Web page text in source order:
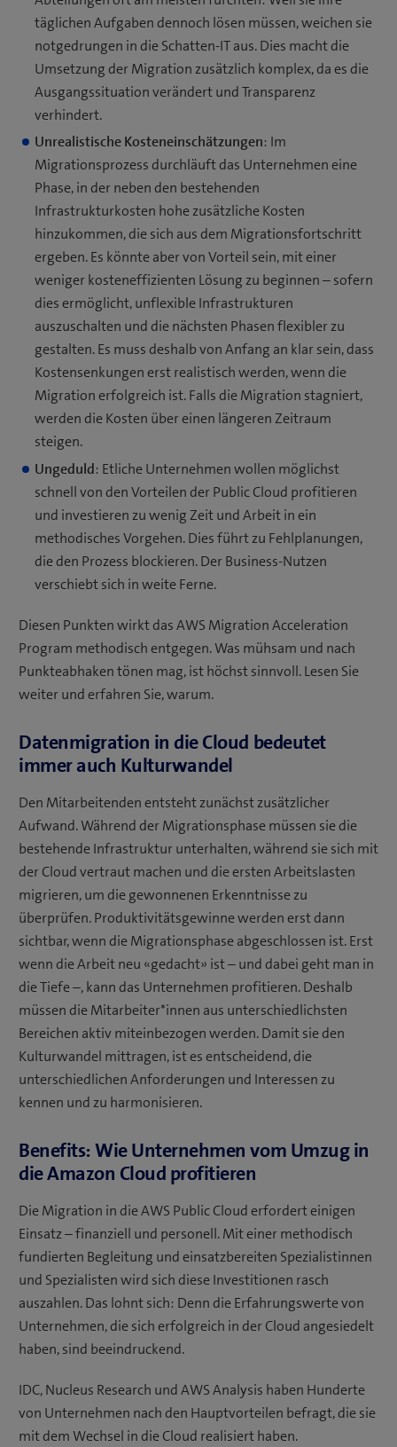
täglichen Aufgaben dennoch lösen müssen, weichen sie
notgedrungen in die Schatten-IT aus. Dies macht die
Umsetzung der Migration zusätzlich komplex, da es die
Ausgangssituation verändert und Transparenz
verhindert.
Unrealistische Kosteneinschätzungen: Im
Migrationsprozess durchläuft das Unternehmen eine
Phase, in der neben den bestehenden
Infrastrukturkosten hohe zusätzliche Kosten
hinzukommen, die sich aus dem Migrationsfortschritt
ergeben. Es könnte aber von Vorteil sein, mit einer
weniger kosteneffizienten Lösung zu beginnen – sofern
dies ermöglicht, unflexible Infrastrukturen
auszuschalten und die nächsten Phasen flexibler zu
gestalten. Es muss deshalb von Anfang an klar sein, dass
Kostensenkungen erst realistisch werden, wenn die
Migration erfolgreich ist. Falls die Migration stagniert,
werden die Kosten über einen längeren Zeitraum
steigen.
Ungeduld: Etliche Unternehmen wollen möglichst
schnell von den Vorteilen der Public Cloud profitieren
und investieren zu wenig Zeit und Arbeit in ein
methodisches Vorgehen. Dies führt zu Fehlplanungen,
die den Prozess blockieren. Der Business-Nutzen
verschiebt sich in weite Ferne.
Diesen Punkten wirkt das AWS Migration Acceleration
Program methodisch entgegen. Was mühsam und nach
Punkteabhaken tönen mag, ist höchst sinnvoll. Lesen Sie
weiter und erfahren Sie, warum.
Datenmigration in die Cloud bedeutet
immer auch Kulturwandel
Den Mitarbeitenden entsteht zunächst zusätzlicher
Aufwand. Während der Migrationsphase müssen sie die
bestehende Infrastruktur unterhalten, während sie sich mit
der Cloud vertraut machen und die ersten Arbeitslasten
migrieren, um die gewonnenen Erkenntnisse zu
überprüfen. Produktivitätsgewinne werden erst dann
sichtbar, wenn die Migrationsphase abgeschlossen ist. Erst
wenn die Arbeit neu «gedacht» ist – und dabei geht man in
die Tiefe –, kann das Unternehmen profitieren. Deshalb
müssen die Mitarbeiter*innen aus unterschiedlichsten
Bereichen aktiv miteinbezogen werden. Damit sie den
Kulturwandel mittragen, ist es entscheidend, die
unterschiedlichen Anforderungen und Interessen zu
kennen und zu harmonisieren.
Benefits: Wie Unternehmen vom Umzug in
die Amazon Cloud profitieren
Die Migration in die AWS Public Cloud erfordert einigen
Einsatz – finanziell und personell. Mit einer methodisch
fundierten Begleitung und einsatzbereiten Spezialistinnen
und Spezialisten wird sich diese Investitionen rasch
auszahlen. Das lohnt sich: Denn die Erfahrungswerte von
Unternehmen, die sich erfolgreich in der Cloud angesiedelt
haben, sind beeindruckend.
IDC, Nucleus Research und AWS Analysis haben Hunderte
von Unternehmen nach den Hauptvorteilen befragt, die sie
mit dem Wechsel in die Cloud realisiert haben.